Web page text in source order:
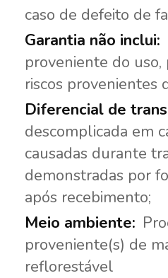
caso de defeito de
proveniente do uso,
riscos provenientes
descomplicada em
causadas durante
demonstradas por
após recebimento;
proveniente(s) de
reflorestável